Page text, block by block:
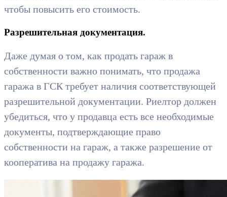
чтобы повысить его стоимость.
Разрешительная документация.
Даже думая о том, как продать гараж в
собственности важно понимать, что продажа
гаража в ГСК требует наличия соответствующей
разрешительной документации. Риелтор должен
убедиться, что у продавца есть все необходимые
документы, подтверждающие право
собственности на гараж, а также разрешение от
кооператива на продажу гаража.